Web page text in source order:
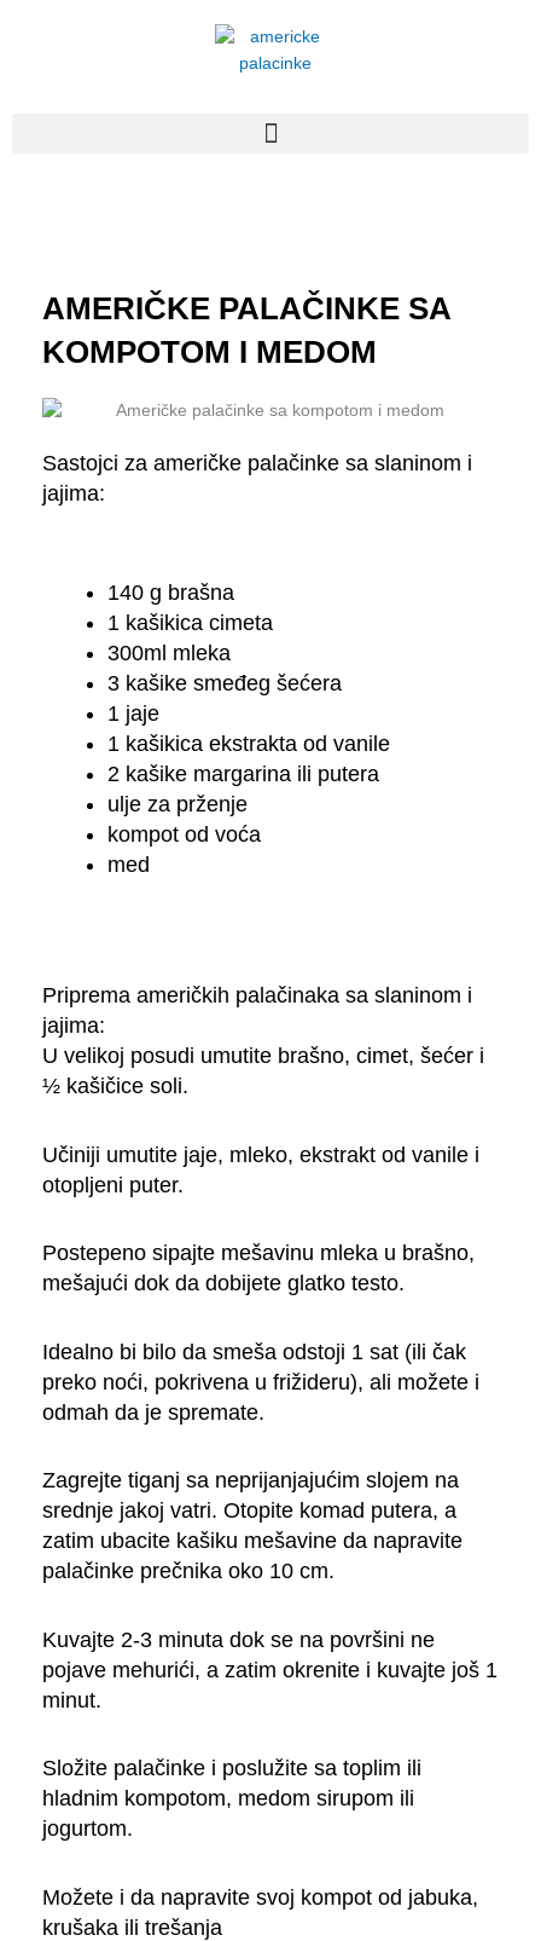
AMERIČKE PALAČINKE SA
KOMPOTOM I MEDOM
Sastojci za američke palačinke sa slaninom i
jajima:
140 g brašna
1 kašikica cimeta
300ml mleka
3 kašike smeđeg šećera
1 jaje
1 kašikica ekstrakta od vanile
2 kašike margarina ili putera
ulje za prženje
kompot od voća
med
Priprema američkih palačinaka sa slaninom i
jajima:
U velikoj posudi umutite brašno, cimet, šećer i
½ kašičice soli.
Učiniji umutite jaje, mleko, ekstrakt od vanile i
otopljeni puter.
Postepeno sipajte mešavinu mleka u brašno,
mešajući dok da dobijete glatko testo.
Idealno bi bilo da smeša odstoji 1 sat (ili čak
preko noći, pokrivena u frižideru), ali možete i
odmah da je spremate.
Zagrejte tiganj sa neprijanjajućim slojem na
srednje jakoj vatri. Otopite komad putera, a
zatim ubacite kašiku mešavine da napravite
palačinke prečnika oko 10 cm.
Kuvajte 2-3 minuta dok se na površini ne
pojave mehurići, a zatim okrenite i kuvajte još 1
minut.
Složite palačinke i poslužite sa toplim ili
hladnim kompotom, medom sirupom ili
jogurtom.
Možete i da napravite svoj kompot od jabuka,
krušaka ili trešanja